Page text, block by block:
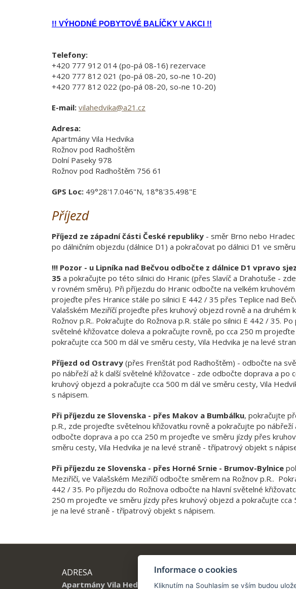
!! VÝHODNÉ POBYTOVÉ BALÍČKY V AKCI !!
Telefony:
+420 777 912 014 (po-pá 08-16) rezervace
+420 777 812 021 (po-pá 08-20, so-ne 10-20)
+420 777 812 022 (po-pá 08-20, so-ne 10-20)
E-mail: vilahedvika@a21.cz
Adresa:
Apartmány Vila Hedvika
Rožnov pod Radhoštěm
Dolní Paseky 978
Rožnov pod Radhoštěm 756 61
GPS Loc: 49°28'17.046"N, 18°8'35.498"E
Příjezd
Příjezd ze západní části České republiky - směr Brno nebo
po dálničním objezdu (dálnice D1) a pokračovat po dálnici D1 ve
!!! Pozor - u Lipníka nad Bečvou odbočte z dálnice D1 vpravo
35 a pokračujte po této silnici do Hranic (přes Slavíč a Drahotuše -
v rovném směru). Při příjezdu do Hranic odbočte na velkém
projeďte přes Hranice stále po silnici E 442 / 35 přes Teplice nad
Valašském Meziříčí projeďte přes kruhový objezd rovně a na druhém
Rožnov p.R.. Pokračujte do Rožnova p.R. stále po silnici E 442 / 35.
světelné křižovatce doleva a pokračujte rovně, po cca 250 m
pokračujte cca 500 m dál ve směru cesty, Vila Hedvika je na levé
Příjezd od Ostravy (přes Frenštát pod Radhoštěm) - odbočte na
po nábřeží až k další světelné křižovatce - zde odbočte doprava a
kruhový objezd a pokračujte cca 500 m dál ve směru cesty, Vila
s nápisem.
Při příjezdu ze Slovenska - přes Makov a Bumbálku, pokračujte
p.R., zde projeďte světelnou křižovatku rovně a pokračujte po
odbočte doprava a po cca 250 m projeďte ve směru jízdy přes
směru cesty, Vila Hedvika je na levé straně - třípatrový objekt s
Při příjezdu ze Slovenska - přes Horné Srnie - Brumov-Bylnice
Meziříčí, ve Valašském Meziříčí odbočte směrem na Rožnov p.R..
442 / 35. Po příjezdu do Rožnova odbočte na hlavní světelné
250 m projeďte ve směru jízdy přes kruhový objezd a pokračujte cca
je na levé straně - třípatrový objekt s nápisem.
ADRESA
Apartmány Vila Hedvika
KONTAKT
Tel.: +420 777 912 014
Informace o cookies
Kliknutím na Souhlasím se vším budou